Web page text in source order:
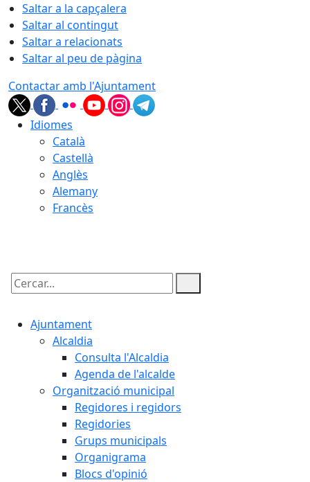
Saltar a la capçalera
Saltar al contingut
Saltar a relacionats
Saltar al peu de pàgina
Contactar amb l'Ajuntament
Idiomes
Català
Castellà
Anglès
Alemany
Francès
Cercar:
Ajuntament
Alcaldia
Consulta l'Alcaldia
Agenda de l'alcalde
Organització municipal
Regidores i regidors
Regidories
Grups municipals
Organigrama
Blocs d'opinió